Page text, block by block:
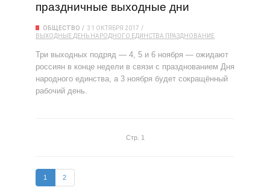
праздничные выходные дни
ОБЩЕСТВО
31 ОКТЯБРЯ 2017
ВЫХОДНЫЕ ДЕНЬ НАРОДНОГО ЕДИНСТВА ПРАЗДНОВАНИЕ
Три выходных подряд — 4, 5 и 6 ноября — ожидают
россиян в конце недели в связи с празднованием Дня
народного единства, а 3 ноября будет сокращённый
рабочий день.
Стр. 1
1 2